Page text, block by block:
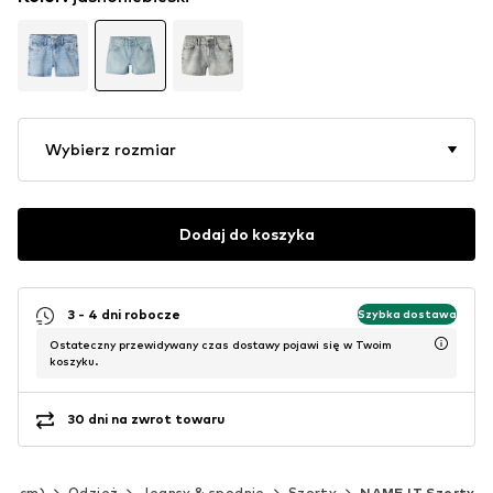
Wybierz rozmiar
Dodaj do koszyka
3 - 4 dni robocze Szybka dostawa
Ostateczny przewidywany czas dostawy pojawi się w Twoim
koszyku.
30 dni na zwrot towaru